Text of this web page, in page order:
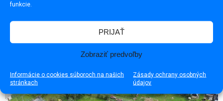
funkcie.
PRIJAŤ
Zobraziť predvoľby
Informácie o cookies súboroch na našich
stránkach
Zásady ochrany osobných
údajov
Valéria Maďarová, rod. Pervanová (†86)